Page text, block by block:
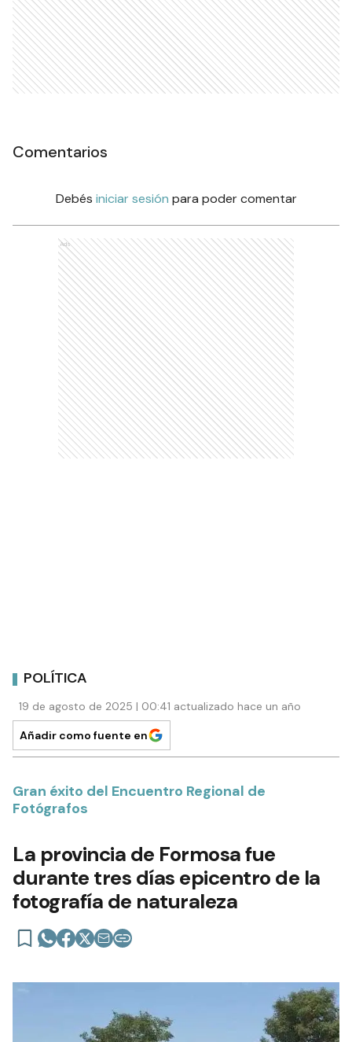
Comentarios
Debés iniciar sesión para poder comentar
Ads
POLÍTICA
19 de agosto de 2025 | 00:41 actualizado hace un año
Añadir como fuente en
Gran éxito del Encuentro Regional de
Fotógrafos
La provincia de Formosa fue
durante tres días epicentro de la
fotografía de naturaleza